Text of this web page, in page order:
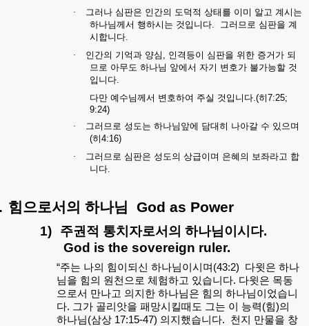
·
그러나 심판은 인간의 도덕적 상태를 이미 알고 계시는
하나님께서 행하시는 것입니다 그러므로 심판을 계
시합니다
·
인간의 기억과 양심 인격등이 심판을 위한 증거가 되
므로 아무도 하나님 앞에서 자기 변호가 불가능할 것
입니다
다만 예수님께서 변호하여 주실 것입니다 .(히7:25;
9:24)
·
그러므로 성도는 하나님앞에 담대히 나아갈 수 있으며
(히4:16)
·
그러므로 심판은 성도의 상급이며 은혜의 보좌라고 합
니다
힘으로서의 하나님 God as Power
1) 주권적 통치자로서의 하나님이시다.
God is the sovereign ruler.
“주는 나의 힘이되신 하나님이시며 (43:2) 다윗은 하나
님을 힘의 원천으로 체험하고 있습니다. 다윗은 목동
으로서 만나고 의지한 하나님은 힘의 하나님이었습니
다. 그가 골리앗을 패망시킬때도 그는 이 능력(힘)의
하나님(삼상 17:15-47) 의지했습니다. 천지 만물을 창